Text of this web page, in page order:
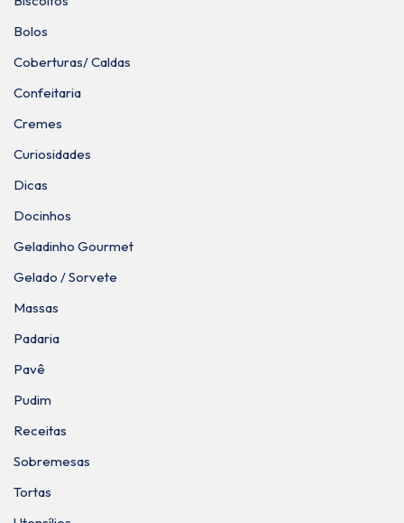
Bolos
Coberturas/ Caldas
Confeitaria
Cremes
Curiosidades
Dicas
Docinhos
Geladinho Gourmet
Gelado / Sorvete
Massas
Padaria
Pavê
Pudim
Receitas
Sobremesas
Tortas